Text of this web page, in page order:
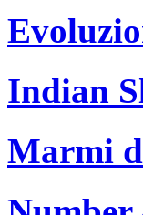
Indian
Marmi